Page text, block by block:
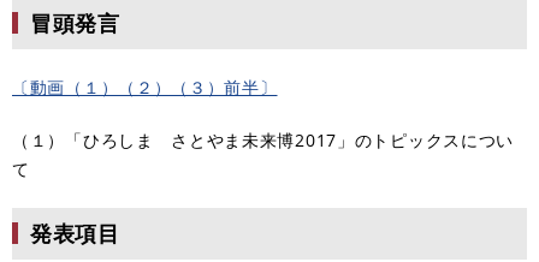
冒頭発言
〔動画（１）（２）（３）前半〕
（１）「ひろしま さとやま未来博2017」のトピックスについ
て
発表項目